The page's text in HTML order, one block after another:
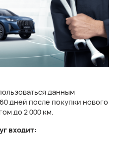
данным
дней после покупки нового
до 2 000 км.
входит: